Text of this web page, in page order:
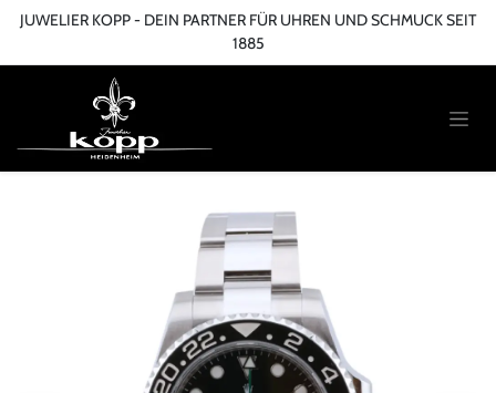
Zum Inhalt springen
JUWELIER KOPP - DEIN PARTNER FÜR UHREN UND SCHMUCK SEIT
1885